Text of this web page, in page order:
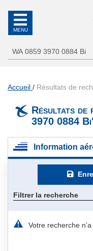
Accueil Résultats de
Résultats de
3970 0884 Bi'
Information
Filtrer la recherche
Votre recherche